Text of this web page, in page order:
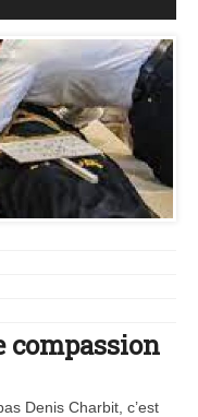
compassion
Denis Charbit, c’est